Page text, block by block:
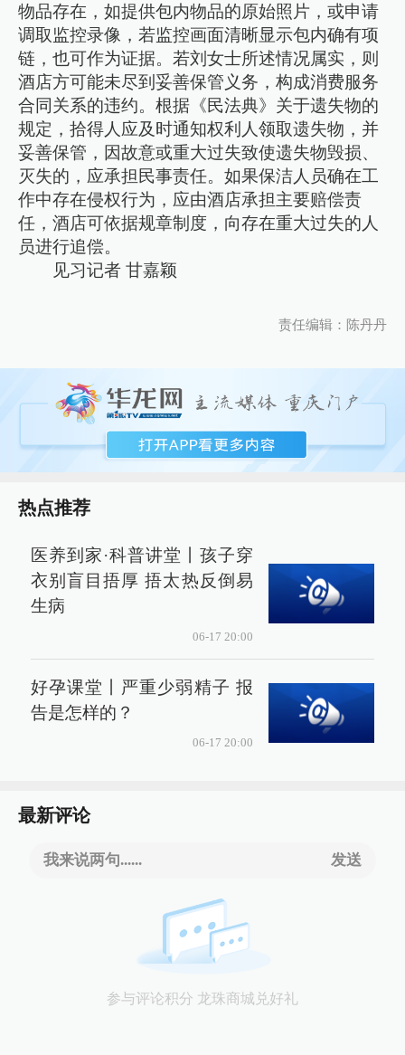
物品存在，如提供包内物品的原始照片，或申请
调取监控录像，若监控画面清晰显示包内确有项
链，也可作为证据。若刘女士所述情况属实，则
酒店方可能未尽到妥善保管义务，构成消费服务
合同关系的违约。根据《民法典》关于遗失物的
规定，拾得人应及时通知权利人领取遗失物，并
妥善保管，因故意或重大过失致使遗失物毁损、
灭失的，应承担民事责任。如果保洁人员确在工
作中存在侵权行为，应由酒店承担主要赔偿责
任，酒店可依据规章制度，向存在重大过失的人
员进行追偿。
见习记者 甘嘉颖
责任编辑：陈丹丹
热点推荐
医养到家·科普讲堂丨孩子穿
衣别盲目捂厚 捂太热反倒易
生病
06-17 20:00
好孕课堂丨严重少弱精子 报
告是怎样的？
06-17 20:00
最新评论
我来说两句...... 发送
参与评论积分 龙珠商城兑好礼